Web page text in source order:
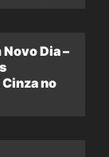
Dia –
no